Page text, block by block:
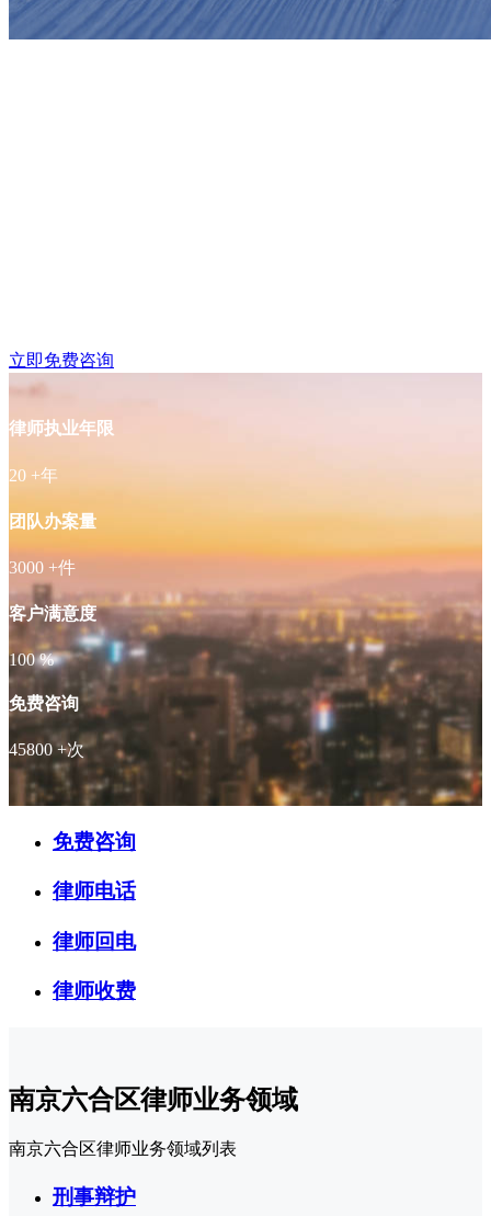
立即免费咨询
律师执业年限
20 +年
团队办案量
3000 +件
客户满意度
100 %
免费咨询
45800 +次
免费咨询
律师电话
律师回电
律师收费
南京六合区律师业务领域
南京六合区律师业务领域列表
刑事辩护